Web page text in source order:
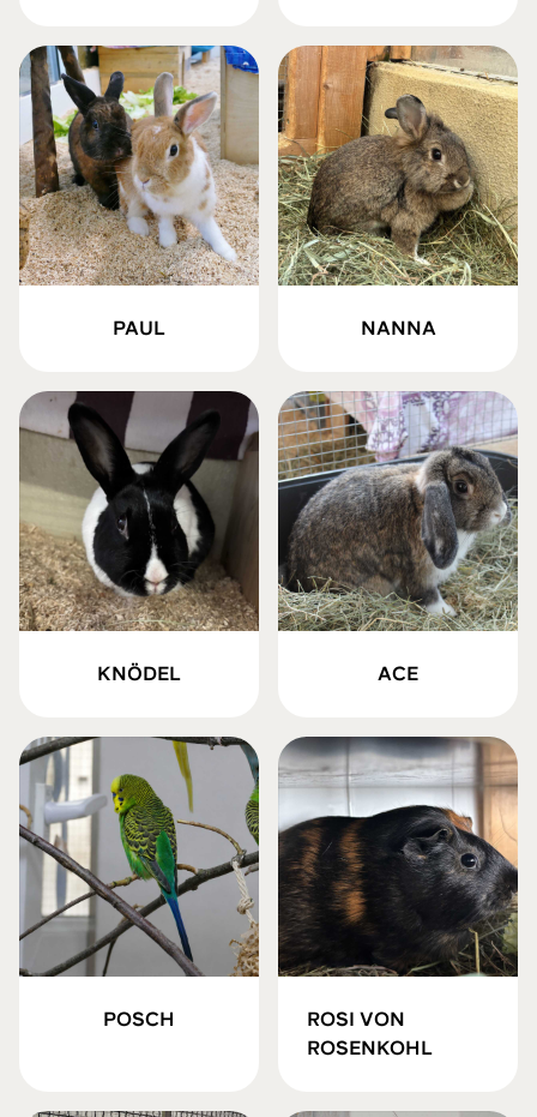
PAUL NANNA
KNÖDEL ACE
POSCH
ROSI VON
ROSENKOHL